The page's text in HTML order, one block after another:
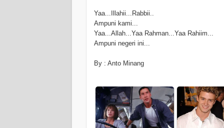
Yaa...Illahii...Rabbii..
Ampuni kami...
Yaa...Allah...Yaa Rahman...Yaa Rahiim...
Ampuni negeri ini...
By : Anto Minang